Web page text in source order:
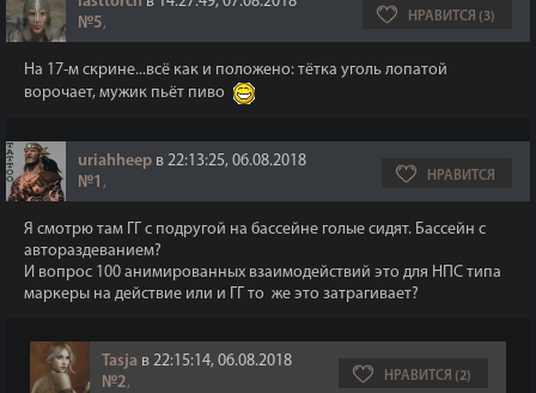
№5, НРАВИТСЯ (3)
На 17-м скрине...всё как и положено: тётка уголь лопатой
ворочает, мужик пьёт пиво
uriahheep в 22:13:25, 06.08.2018
№1 , НРАВИТСЯ
Я смотрю там ГГ с подругой на бассейне голые сидят. Бассейн с
автораздеванием?
И вопрос 100 анимированных взаимодействий это для НПС типа
маркеры на действие или и ГГ то же это затрагивает?
Tasja в 22:15:14, 06.08.2018
№2, НРАВИТСЯ (2)